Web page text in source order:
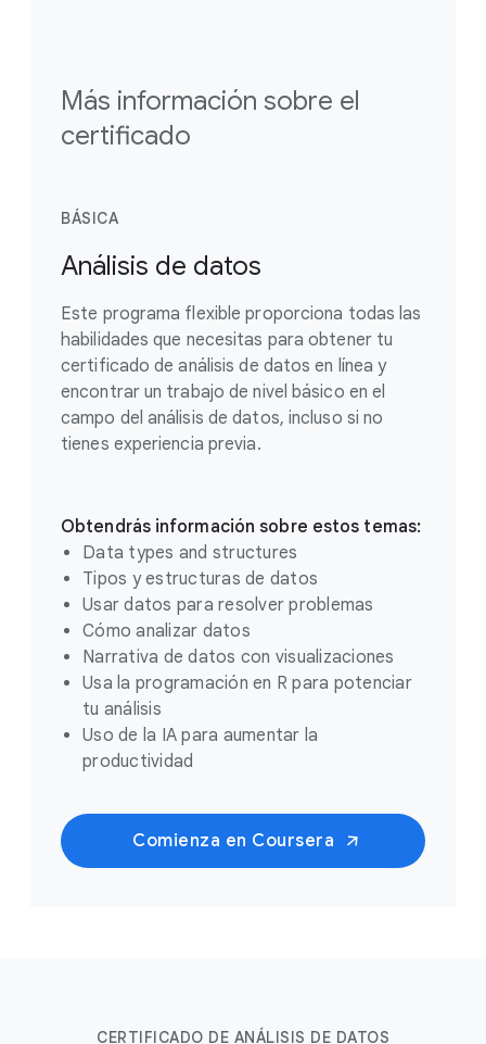
Más información sobre el
certificado
BÁSICA
Análisis de datos
Este programa flexible proporciona todas las
habilidades que necesitas para obtener tu
certificado de análisis de datos en línea y
encontrar un trabajo de nivel básico en el
campo del análisis de datos, incluso si no
tienes experiencia previa.
Obtendrás información sobre estos temas:
Data types and structures
Tipos y estructuras de datos
Usar datos para resolver problemas
Cómo analizar datos
Narrativa de datos con visualizaciones
Usa la programación en R para potenciar
tu análisis
Uso de la IA para aumentar la
productividad
Comienza en Coursera
CERTIFICADO DE ANÁLISIS DE DATOS